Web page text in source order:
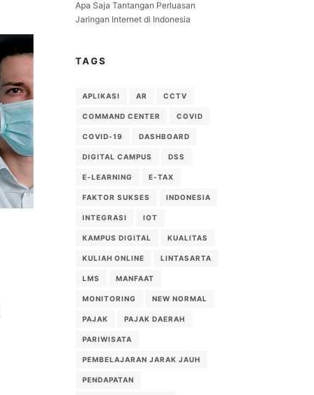
Apa Saja Tantangan Perluasan
Jaringan Internet di Indonesia
TAGS
APLIKASI AR CCTV
COMMAND CENTER COVID
COVID-19 DASHBOARD
DIGITAL CAMPUS DSS
E-LEARNING E-TAX
FAKTOR SUKSES INDONESIA
INTEGRASI IOT
KAMPUS DIGITAL KUALITAS
KULIAH ONLINE LINTASARTA
LMS MANFAAT
MONITORING NEW NORMAL
PAJAK PAJAK DAERAH
PARIWISATA
PEMBELAJARAN JARAK JAUH
PENDAPATAN